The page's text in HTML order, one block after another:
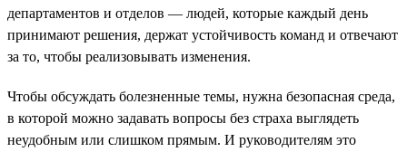
департаментов и отделов — людей, которые каждый день
принимают решения, держат устойчивость команд и отвечают
за то, чтобы реализовывать изменения.
Чтобы обсуждать болезненные темы, нужна безопасная среда,
в которой можно задавать вопросы без страха выглядеть
неудобным или слишком прямым. И руководителям это